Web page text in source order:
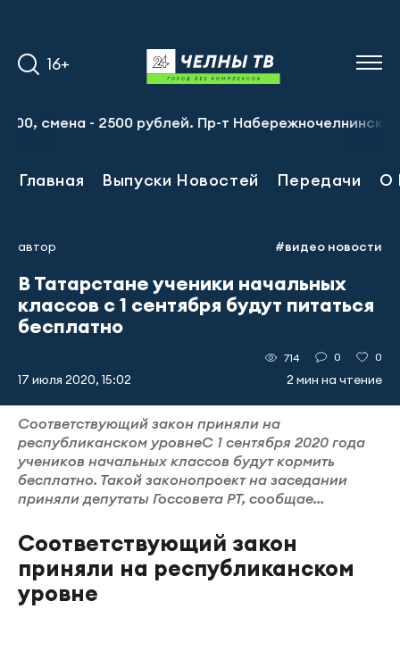
16+
- 2500 рублей. Пр-т Набережночелнинский, 13а.
Главная Выпуски Новостей Передачи О
автор #видео новости
В Татарстане ученики начальных
классов с 1 сентября будут питаться
бесплатно
17 июля 2020, 15:02
714 0 0
2 мин на чтение
Соответствующий закон приняли на
республиканском уровнеС 1 сентября 2020 года
учеников начальных классов будут кормить
бесплатно. Такой законопроект на заседании
приняли депутаты Госсовета РТ, сообщае...
Соответствующий закон
приняли на республиканском
уровне